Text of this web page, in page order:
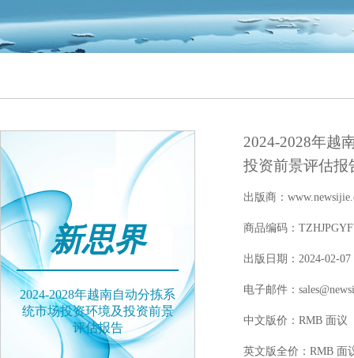
新思界
2024-2028年越南自动分拣系
统市场投资环境及投资前景
评估报告
2024-2028年越
投资前景评估报
出版商：
商品编码：
出版日期：2024-02-07
电子邮件：
中文版价：RMB 面议
英文版全价：RMB 面